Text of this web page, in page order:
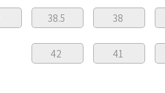
38
41
38.5
42